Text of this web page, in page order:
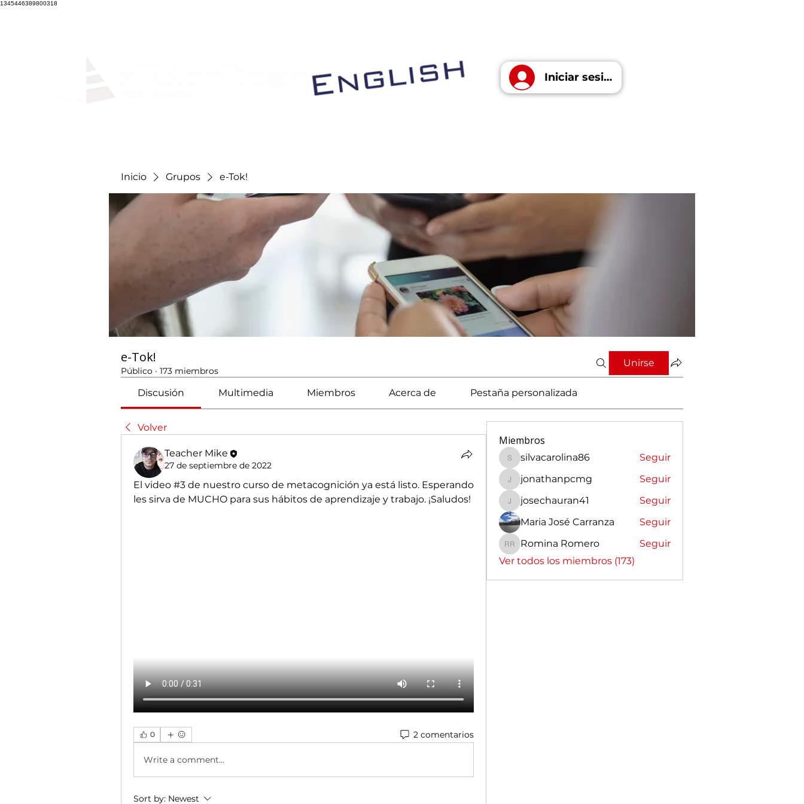
1345446389800318
Iniciar sesión
Inicio Grupos e-Tok!
e-Tok!
Público · 173 miembros
Unirse
Discusión Multimedia Miembros Acerca de Pestaña personalizada
Volver
Teacher Mike
27 de septiembre de 2022
El video #3 de nuestro curso de metacognición ya está listo. Esperando
les sirva de MUCHO para sus hábitos de aprendizaje y trabajo. ¡Saludos!
0 2 comentarios
Write a comment...
Sort by: Newest
Miembros
silvacarolina86
silvacarolina86 Seguir
jonathanpcmg
jonathanpcmg Seguir
josechauran41
josechauran41
Seguir
Maria José Carranza
Seguir
Romina Romero
Romina Romero
Seguir
Ver todos los miembros (173)